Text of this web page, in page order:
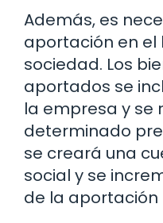
Además, es
aportación en el
sociedad. Los
aportados se
la empresa y se
determinado
se creará una
social y se
de la aportación